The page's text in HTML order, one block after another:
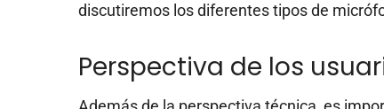
discutiremos los diferentes tipos de
Perspectiva de los